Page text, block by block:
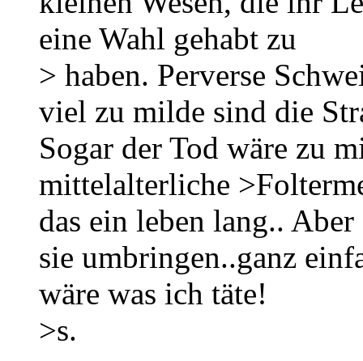
eine Wahl gehabt zu
> haben. Perverse
viel zu milde sind die
Sogar der Tod wäre zu
mittelalterliche
das ein leben lang..
sie umbringen..ganz
wäre was ich täte!
>s.